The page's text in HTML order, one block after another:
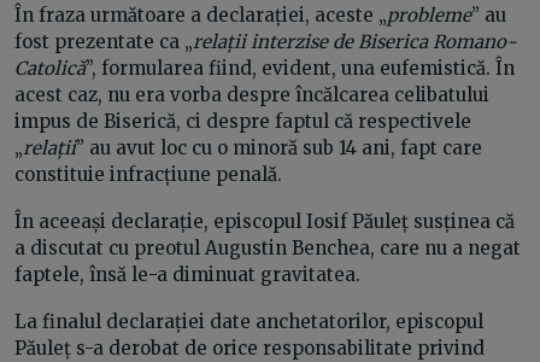
În fraza următoare a declarației, aceste „probleme” au
fost prezentate ca „relații interzise de Biserica Romano-
Catolică”, formularea fiind, evident, una eufemistică. În
acest caz, nu era vorba despre încălcarea celibatului
impus de Biserică, ci despre faptul că respectivele
„relații” au avut loc cu o minoră sub 14 ani, fapt care
constituie infracțiune penală.
În aceeași declarație, episcopul Iosif Păuleț susținea că
a discutat cu preotul Augustin Benchea, care nu a negat
faptele, însă le-a diminuat gravitatea.
La finalul declarației date anchetatorilor, episcopul
Păuleț s-a derobat de orice responsabilitate privind